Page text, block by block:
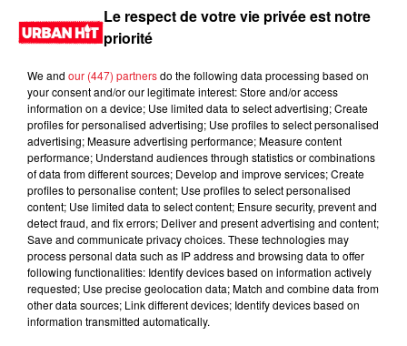
0:00 2 min 12 sec
9 juin 2026 - 2 min 12 sec
MORNING SHOW 08H36 du 09.06.2026
Le respect de votre vie privée est notre
priorité
We and our (447) partnersdo the following data processing based on
your consent and/or our legitimate interest: Store and/or access
information on a device; Use limited data to select advertising; Create
profiles for personalised advertising; Use profiles to select personalised
advertising; Measure advertising performance; Measure content
performance; Understand audiences through statistics or combinations
of data from different sources; Develop and improve services; Create
profiles to personalise content; Use profiles to select personalised
content; Use limited data to select content; Ensure security, prevent and
detect fraud, and fix errors; Deliver and present advertising and content;
Save and communicate privacy choices. These technologies may
process personal data such as IP address and browsing data to offer
following functionalities: Identify devices based on information actively
requested; Use precise geolocation data; Match and combine data from
other data sources; Link different devices; Identify devices based on
information transmitted automatically.